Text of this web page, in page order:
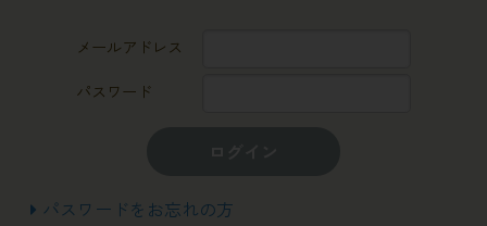
メールアドレス
パスワード
パスワードをお忘れの方